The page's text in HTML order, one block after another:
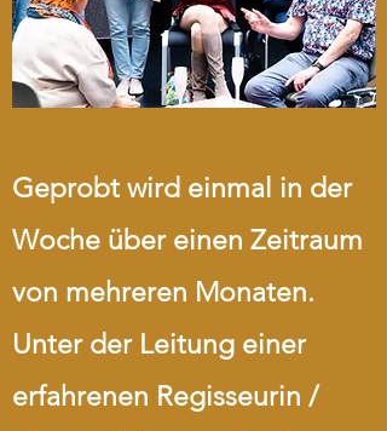
Geprobt wird einmal in der
Woche über einen Zeitraum
von mehreren Monaten.
Unter der Leitung einer
erfahrenen Regisseurin /